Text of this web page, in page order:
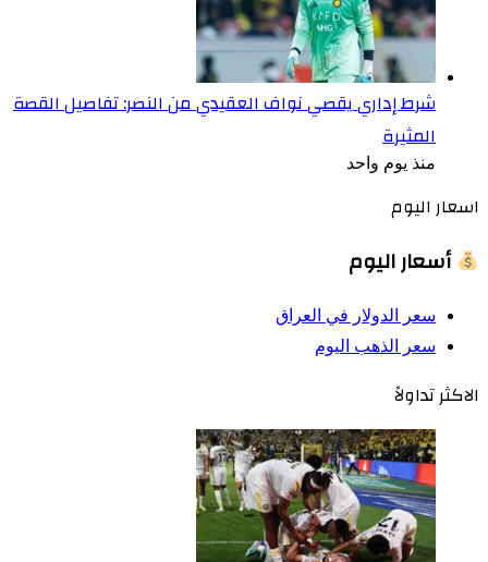
شرط إداري يقصي نواف العقيدي من النصر: تفاصيل القصة
المثيرة
منذ يوم واحد
اسعار اليوم
أسعار اليوم
سعر الدولار في العراق
سعر الذهب اليوم
الاكثر تداولاً